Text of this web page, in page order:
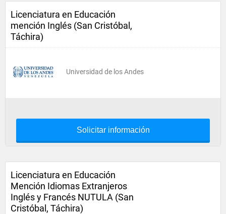
Licenciatura en Educación
mención Inglés (San Cristóbal,
Táchira)
Universidad de los Andes
Solicitar información
Licenciatura en Educación
Mención Idiomas Extranjeros
Inglés y Francés NUTULA (San
Cristóbal, Táchira)